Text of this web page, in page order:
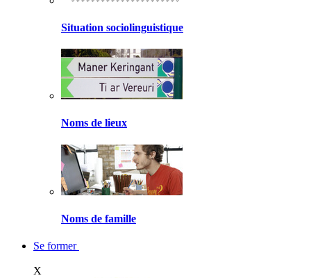
Situation sociolinguistique
Noms de lieux
Noms de famille
Se former
X